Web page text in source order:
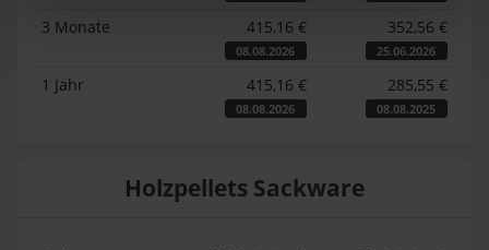
3 Monate 415,16 €
08.08.2026
352,56 €
25.06.2026
1 Jahr 415,16 €
08.08.2026
285,55 €
08.08.2025
Holzpellets Sackware